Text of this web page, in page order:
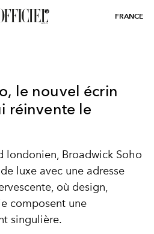
FRANCE
le nouvel écrin
réinvente le
londonien, Broadwick Soho
luxe avec une adresse
où design,
composent une
singulière.